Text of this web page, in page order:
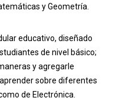
y Geometría.
educativo, diseñado
de nivel básico;
y agregarle
sobre diferentes
de Electrónica.